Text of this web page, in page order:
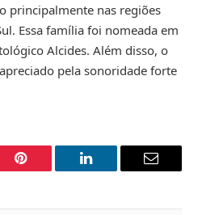
principalmente nas regiões
Essa família foi nomeada em
Alcides. Além disso, o
pela sonoridade forte
Pinterest LinkedIn Email